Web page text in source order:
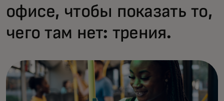
офисе, чтобы показать то,
чего там нет: трения.